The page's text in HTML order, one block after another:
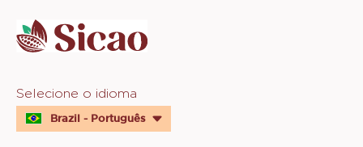
info
Website
quick
links
Selecione o idioma
Brazil - Português